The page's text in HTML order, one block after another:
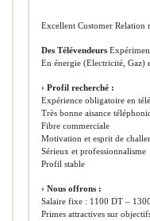
Excellent Customer Relation
Des Télévendeurs
En énergie (Electricité, Gaz)
› Profil recherché :
Expérience obligatoire en
Très bonne aisance
Fibre commerciale
Motivation et esprit de
Sérieux et professionnalisme
Profil stable
› Nous offrons :
Salaire fixe : 1100 DT –
Primes attractives sur